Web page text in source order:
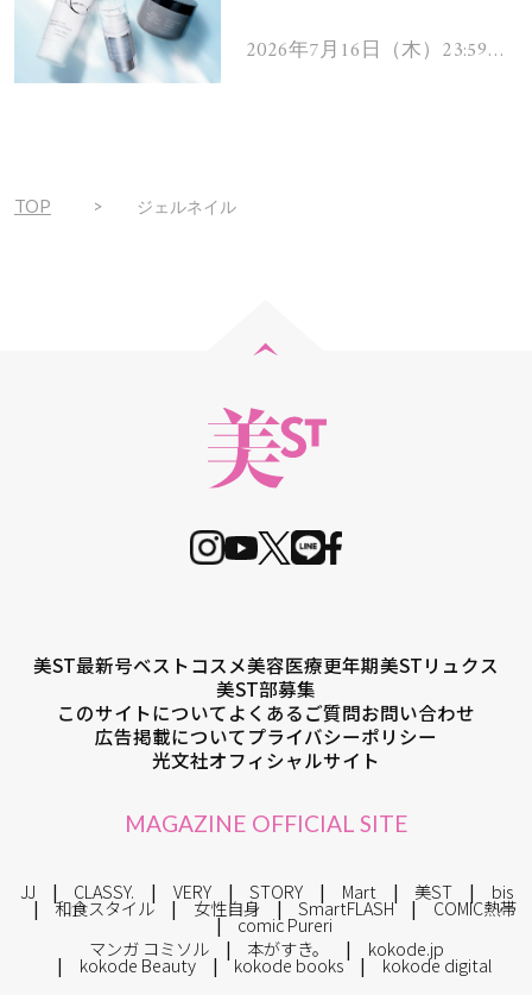
ムを13名様にプレゼン
2026年7月16日（木）23:59ま
TOP ジェルネイル
美ST最新号ベストコスメ美容医療更年期美STリュクス
美ST部募集
このサイトについてよくあるご質問お問い合わせ
広告掲載についてプライバシーポリシー
光文社オフィシャルサイト
MAGAZINE OFFICIAL SITE
JJ CLASSY. VERY STORY Mart 美ST bis
和食スタイル 女性自身 SmartFLASH COMIC熱帯
comic Pureri
マンガ コミソル
本がすき。 kokode.jp
kokode Beauty kokode books kokode digital